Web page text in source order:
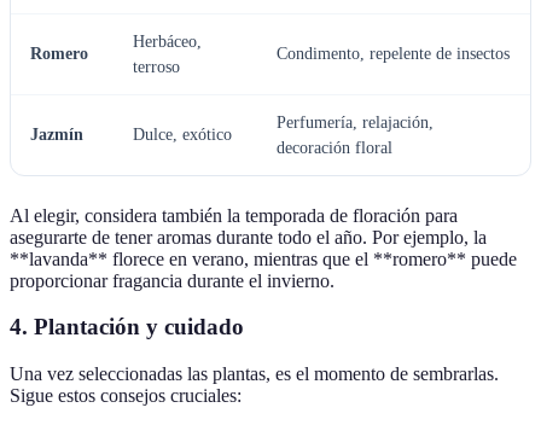
Romero
Herbáceo,
terroso
Condimento, repelente de insectos
Jazmín Dulce, exótico
Perfumería, relajación,
decoración floral
Al elegir, considera también la temporada de floración para
asegurarte de tener aromas durante todo el año. Por ejemplo, la
**lavanda** florece en verano, mientras que el **romero** puede
proporcionar fragancia durante el invierno.
4. Plantación y cuidado
Una vez seleccionadas las plantas, es el momento de sembrarlas.
Sigue estos consejos cruciales: